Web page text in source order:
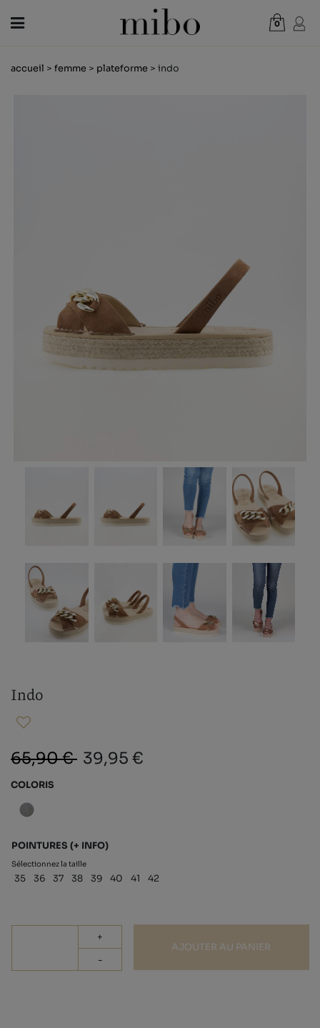
0
VOIR PANIER
accueil > femme > plateforme > indo
Indo
65,90 € 39,95 €
COLORIS
POINTURES (+ INFO)
Sélectionnez la taille
35 36 37 38 39 40 41 42
+
-
AJOUTER AU PANIER